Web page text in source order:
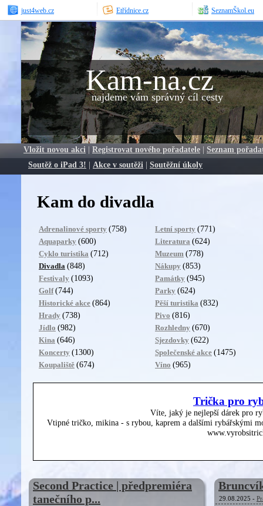
just4web.cz Etřídnice.cz SeznamŠkol.eu
Kam-na.cz
najdeme vám správný cíl cesty
Vložit novou akci | Registrovat nového pořadatele | Seznam
Soutěž o iPad 3! | Akce v soutěži | Soutěžní úkoly
Kam do divadla
Adrenalinové sporty (758)
Aquaparky (600)
Cyklo turistika (712)
Divadla (848)
Festivaly (1093)
Golf (744)
Historické akce (864)
Hrady (738)
Jídlo (982)
Kina (646)
Koncerty (1300)
Koupaliště (674)
Letní sporty (771)
Literatura (624)
Muzeum (778)
Nákupy (853)
Památky (945)
Parky (624)
Pěší turistika (832)
Pivo (816)
Rozhledny (670)
Sjezdovky (622)
Společenské akce (1475)
Víno (965)
Trička pro
Víte, jaký je nejlepší dárek pro
Vtipné tričko, mikina - s rybou, kaprem a dalšími rybářskými
Second Practice | předpremiéra
tanečního p...
29.08.2025 -